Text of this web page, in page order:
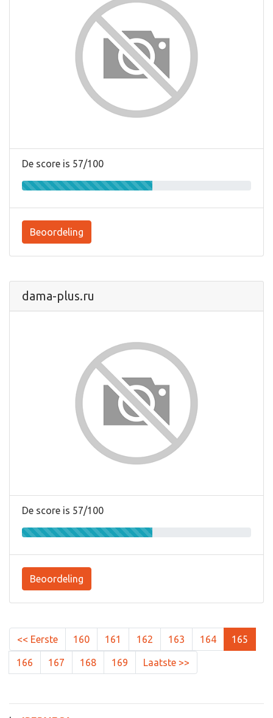
De score is 57/100
Beoordeling
dama-plus.ru
De score is 57/100
Beoordeling
<< Eerste 160 161 162 163 164 165
166 167 168 169 Laatste >>